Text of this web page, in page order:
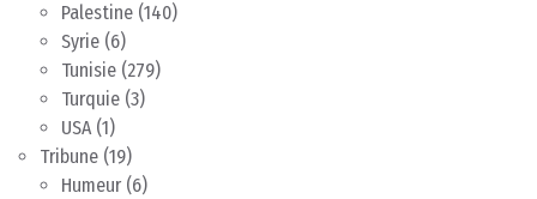
Palestine (140)
Syrie (6)
Tunisie (279)
Turquie (3)
USA(1)
Tribune (19)
Humeur (6)